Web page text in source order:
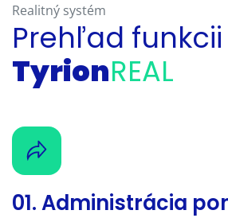
Realitný systém
Prehľad funkcii
TyrionREAL
01. Administrácia